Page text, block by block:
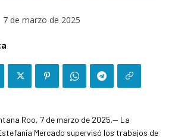
7 de marzo de 2025
Roo, 7 de marzo de 2025.— La
Mercado supervisó los trabajos de